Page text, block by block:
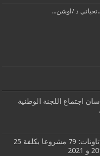
..تحياتي ذ /اوشن...
اجتماع اللجنة الوطنية
مكافحة الهشاشة في تاونات: 79 مشروعا بكلفة 25